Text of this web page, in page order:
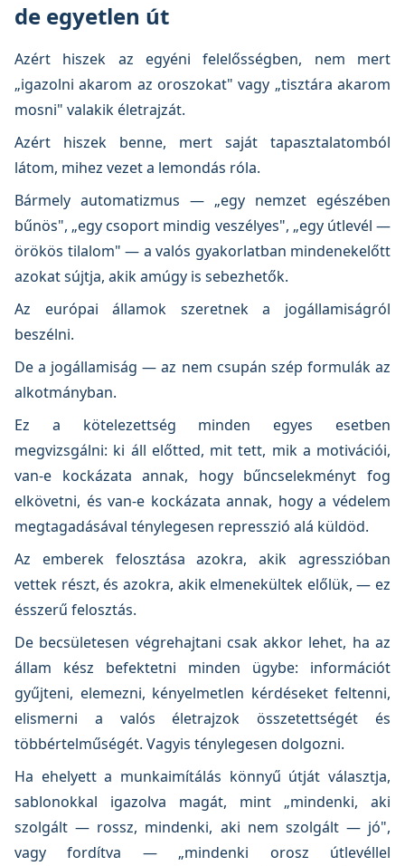
de egyetlen út
Azért hiszek az egyéni felelősségben, nem mert
„igazolni akarom az oroszokat" vagy „tisztára akarom
mosni" valakik életrajzát.
Azért hiszek benne, mert saját tapasztalatomból
látom, mihez vezet a lemondás róla.
Bármely automatizmus — „egy nemzet egészében
bűnös", „egy csoport mindig veszélyes", „egy útlevél —
örökös tilalom" — a valós gyakorlatban mindenekelőtt
azokat sújtja, akik amúgy is sebezhetők.
Az európai államok szeretnek a jogállamiságról
beszélni.
De a jogállamiság — az nem csupán szép formulák az
alkotmányban.
Ez a kötelezettség minden egyes esetben
megvizsgálni: ki áll előtted, mit tett, mik a motivációi,
van-e kockázata annak, hogy bűncselekményt fog
elkövetni, és van-e kockázata annak, hogy a védelem
megtagadásával ténylegesen represszió alá küldöd.
Az emberek felosztása azokra, akik agresszióban
vettek részt, és azokra, akik elmenekültek előlük, — ez
ésszerű felosztás.
De becsületesen végrehajtani csak akkor lehet, ha az
állam kész befektetni minden ügybe: információt
gyűjteni, elemezni, kényelmetlen kérdéseket feltenni,
elismerni a valós életrajzok összetettségét és
többértelműségét. Vagyis ténylegesen dolgozni.
Ha ehelyett a munkaimítálás könnyű útját választja,
sablonokkal igazolva magát, mint „mindenki, aki
szolgált — rossz, mindenki, aki nem szolgált — jó",
vagy fordítva — „mindenki orosz útlevéllel